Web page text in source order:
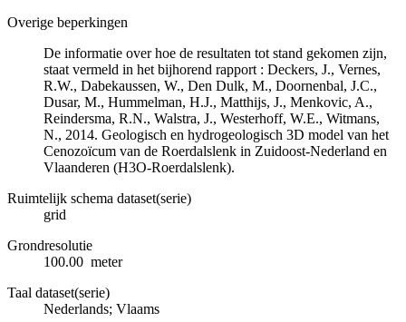
Overige beperkingen
De informatie over hoe de resultaten tot stand gekomen zijn,
staat vermeld in het bijhorend rapport : Deckers, J., Vernes,
R.W., Dabekaussen, W., Den Dulk, M., Doornenbal, J.C.,
Dusar, M., Hummelman, H.J., Matthijs, J., Menkovic, A.,
Reindersma, R.N., Walstra, J., Westerhoff, W.E., Witmans,
N., 2014. Geologisch en hydrogeologisch 3D model van het
Cenozoïcum van de Roerdalslenk in Zuidoost-Nederland en
Vlaanderen (H3O-Roerdalslenk).
Ruimtelijk schema dataset(serie)
grid
Grondresolutie
100.00 meter
Taal dataset(serie)
Nederlands; Vlaams